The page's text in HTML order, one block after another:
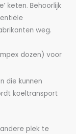
keten. Behoorlijk
weg.
dozen) voor
die kunnen
koeltransport
plek te